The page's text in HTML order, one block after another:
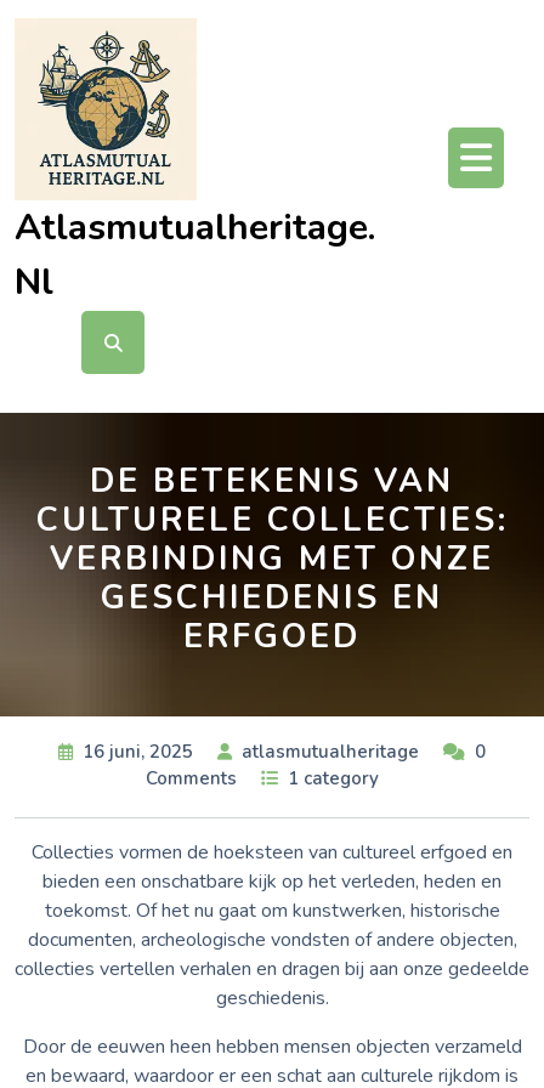
Ga
inhoud
Atlasmutualheritage.
Nl
DE BETEKENIS VAN
CULTURELE COLLECTIES:
VERBINDING MET ONZE
GESCHIEDENIS EN
ERFGOED
16 juni, 2025 atlasmutualheritage
0
Comments
1 category
Collecties vormen de hoeksteen van cultureel erfgoed en
bieden een onschatbare kijk op het verleden, heden en
toekomst. Of het nu gaat om kunstwerken, historische
documenten, archeologische vondsten of andere objecten,
collecties vertellen verhalen en dragen bij aan onze gedeelde
geschiedenis.
Door de eeuwen heen hebben mensen objecten verzameld
en bewaard, waardoor er een schat aan culturele rijkdom is